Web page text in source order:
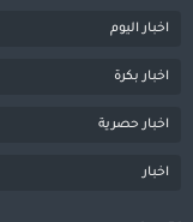
اخبار اليوم
اخبار بكرة
اخبار حصرية
اخبار